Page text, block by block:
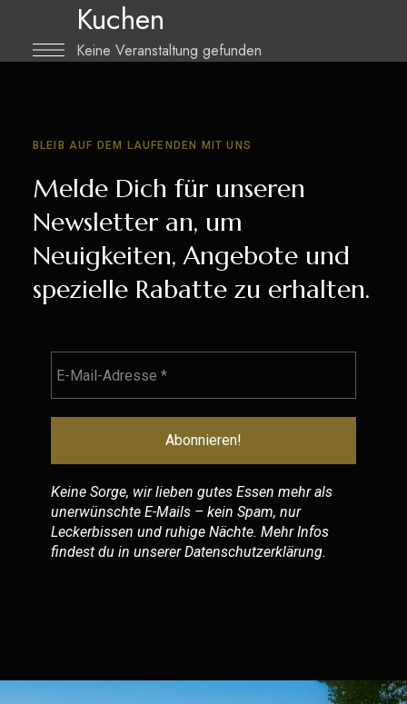
Kuchen
Keine Veranstaltung gefunden
BLEIB AUF DEM LAUFENDEN MIT UNS
Melde Dich für unseren
Newsletter an, um
Neuigkeiten, Angebote und
spezielle Rabatte zu erhalten.
Keine Sorge, wir lieben gutes Essen mehr als
unerwünschte E-Mails – kein Spam, nur
Leckerbissen und ruhige Nächte. Mehr Infos
findest du in unsererDatenschutzerklärung.